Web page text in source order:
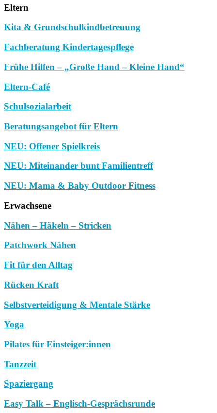
Eltern
Kita & Grundschulkindbetreuung
Fachberatung Kindertagespflege
Frühe Hilfen – „Große Hand – Kleine Hand“
Eltern-Café
Schulsozialarbeit
Beratungsangebot für Eltern
NEU: Offener Spielkreis
NEU: Miteinander bunt Familientreff
NEU: Mama & Baby Outdoor Fitness
Erwachsene
Nähen – Häkeln – Stricken
Patchwork Nähen
Fit für den Alltag
Rücken Kraft
Selbstverteidigung & Mentale Stärke
Yoga
Pilates für Einsteiger:innen
Tanzzeit
Spaziergang
Easy Talk – Englisch-Gesprächsrunde